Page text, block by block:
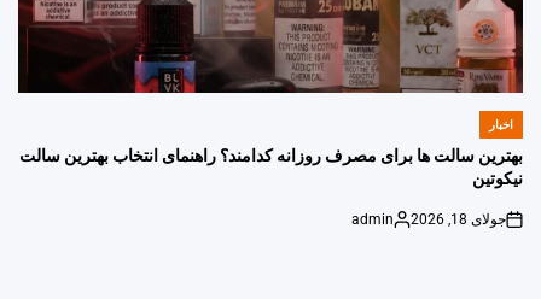
POSTED
اخبار
بهترین سالت ها برای مصرف روزانه کدامند؟ راهنمای انتخاب بهترین سالت
نیکوتین
on
جولای 18, 2026
Posted
admin